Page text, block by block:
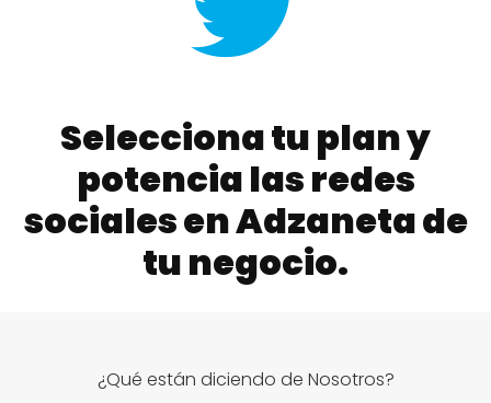
Selecciona tu plan y
potencia las redes
sociales en Adzaneta de
tu negocio.
¿Qué están diciendo de Nosotros?